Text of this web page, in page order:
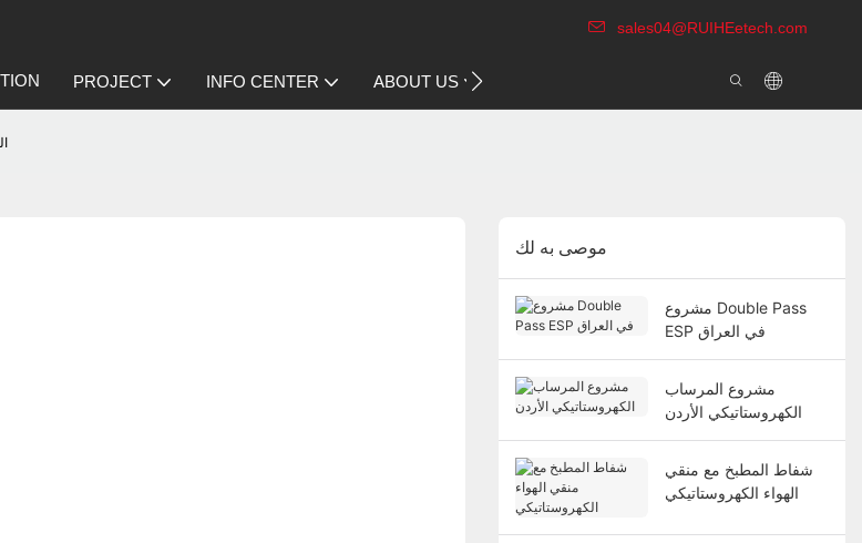
sales04@RUIHEetech.com
PROJECT INFO CENTER ABOUT US
موصى به لك
مشروع Double Pass
ESP في العراق
مشروع المرساب
الكهروستاتيكي الأردن
شفاط المطبخ مع منقي
الهواء الكهروستاتيكي